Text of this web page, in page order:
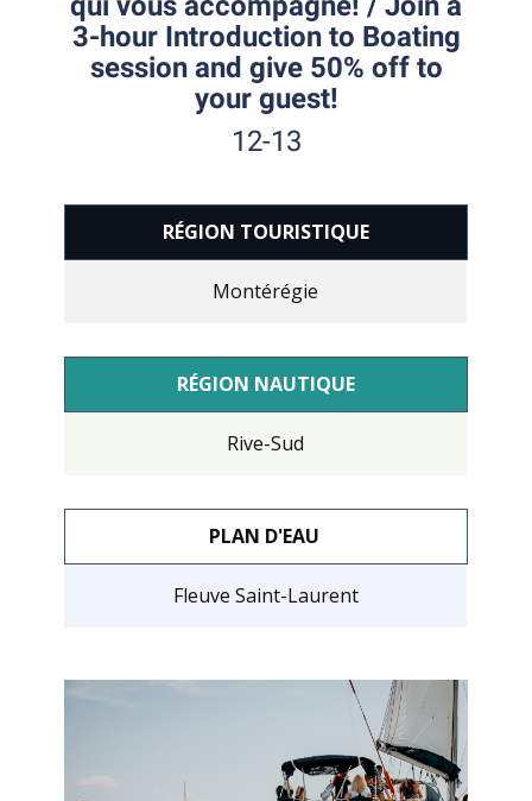
3-hour Introduction to Boating
session and give 50% off to
your guest!
12-13
RÉGION TOURISTIQUE
Montérégie
RÉGION NAUTIQUE
Rive-Sud
PLAN D'EAU
Fleuve Saint-Laurent